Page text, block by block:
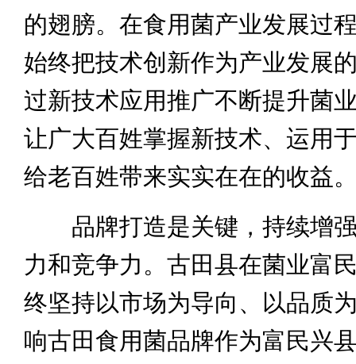
的翅膀。在食用菌产业发展过
始终把技术创新作为产业发展
过新技术应用推广不断提升菌
让广大百姓掌握新技术、运用
给老百姓带来实实在在的收益
品牌打造是关键，持续增强
力和竞争力。古田县在菌业富
终坚持以市场为导向、以品质
响古田食用菌品牌作为富民兴